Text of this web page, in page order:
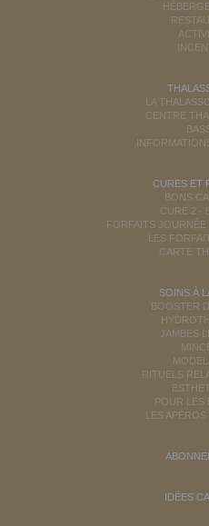
LA
CENTRE
CURES ET
BONS
CURE 2 -
FORFAITS
LES
CARTE
SOINS À
BOOSTER
JAMBES
RITUELS
POUR LES
LES
IDÉES